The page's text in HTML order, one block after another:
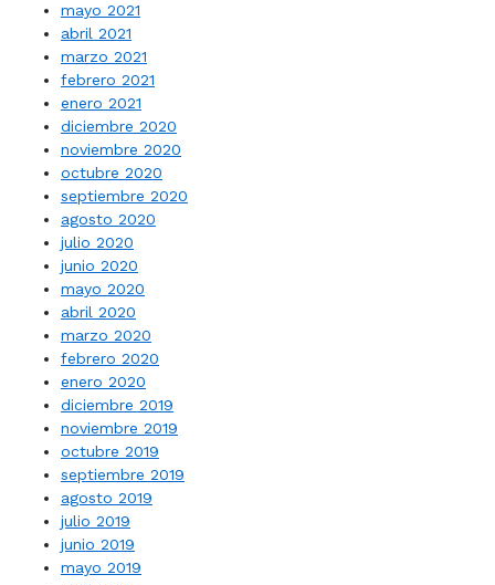
mayo 2021
abril 2021
marzo 2021
febrero 2021
enero 2021
diciembre 2020
noviembre 2020
octubre 2020
septiembre 2020
agosto 2020
julio 2020
junio 2020
mayo 2020
abril 2020
marzo 2020
febrero 2020
enero 2020
diciembre 2019
noviembre 2019
octubre 2019
septiembre 2019
agosto 2019
julio 2019
junio 2019
mayo 2019